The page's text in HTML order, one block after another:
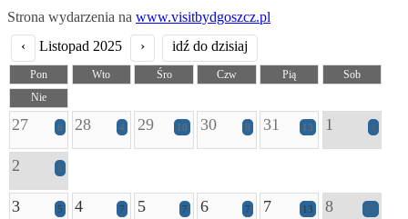
Strona wydarzenia na www.visitbydgoszcz.pl
‹
Listopad 2025 › idź do dzisiaj
Pon Wto Śro Czw Pią
Sob
Nie
27 6 28 4 29 10 30 8 31 13 1 4
2 6
3 5 4 7 5 7 6 7 7 13 8 25